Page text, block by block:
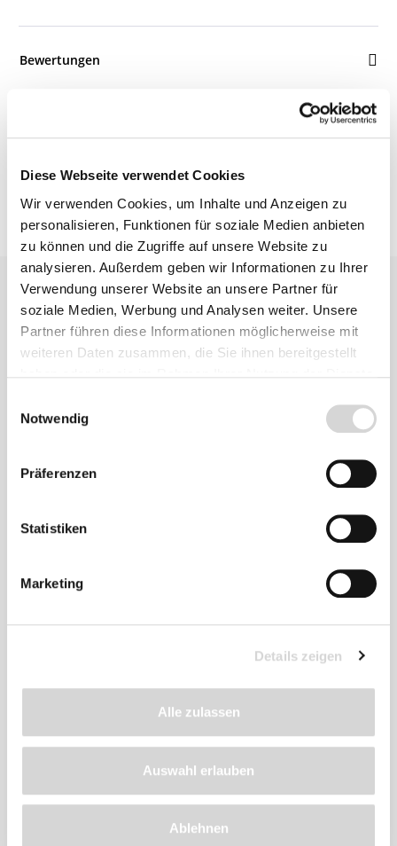
Diese Webseite verwendet Cookies
Wir verwenden Cookies, um Inhalte und Anzeigen zu
personalisieren, Funktionen für soziale Medien anbieten
zu können und die Zugriffe auf unsere Website zu
analysieren. Außerdem geben wir Informationen zu Ihrer
Verwendung unserer Website an unsere Partner für
soziale Medien, Werbung und Analysen weiter. Unsere
Partner führen diese Informationen möglicherweise mit
weiteren Daten zusammen, die Sie ihnen bereitgestellt
Notwendig
Präferenzen
Statistiken
Marketing
Details zeigen
Alle zulassen
Auswahl erlauben
Ablehnen
Bewertungen
Produkte
Spiralschlauch schwarz (Ablaufschlauch)
von OASE (Art.Nr. 57521)
Druck max. 3 Bar
Schlauch-Durchmesser 1/2"
Lieferzeit: 2 - 4 Werktage